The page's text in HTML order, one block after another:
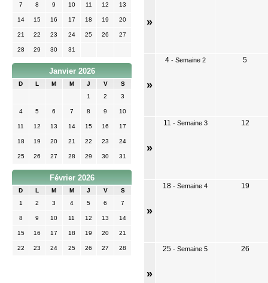
7 8 9 10 11 12 13
14 15 16 17 18 19 20
21 22 23 24 25 26 27
28 29 30 31
Janvier 2026
D L M M J V
S
1
2 3
4 5 6 7 8 9 10
11 12 13 14 15 16 17
18 19 20 21 22 23 24
25 26 27 28 29 30 31
Février 2026
D L M M J V
S
1
2 3 4 5 6 7
8 9 10 11 12 13 14
15 16 17 18 19 20 21
22 23 24 25 26 27 28
»
»
4- Semaine 2 5
»
11 - Semaine 3 12
»
18 - Semaine 4 19
»
25 - Semaine 5 26